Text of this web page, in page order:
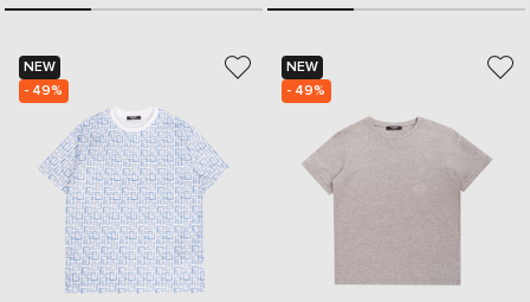
NEW
- 49%
NEW
- 49%